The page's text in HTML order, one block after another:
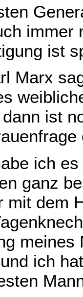
immer
ist
Marx
ist
ich
ganz
mit dem
meines
ich